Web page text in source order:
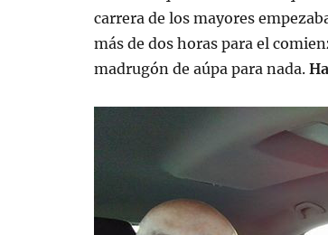
carrera de los mayores
más de dos horas para el
madrugón de aúpa para nada.